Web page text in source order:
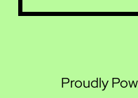
e
Proudly